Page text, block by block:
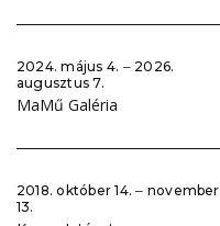
2024. május 4. ‒ 2026.
augusztus 7.
MaMű Galéria
2018. október 14. ‒ november
13.